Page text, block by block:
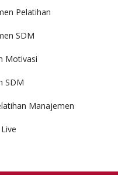
Pelatihan
SDM
Motivasi
SDM
Manajemen